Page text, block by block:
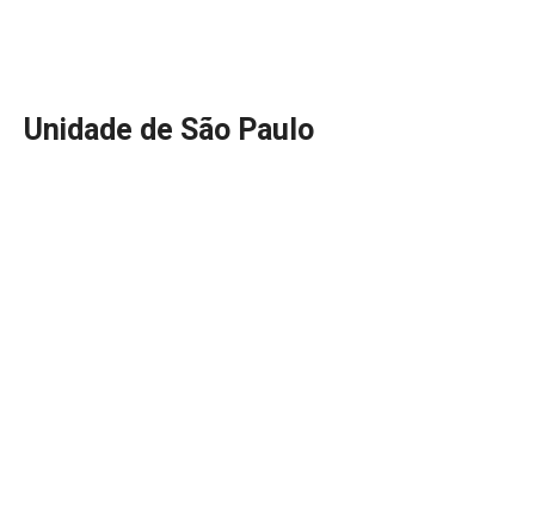
Unidade de São Paulo